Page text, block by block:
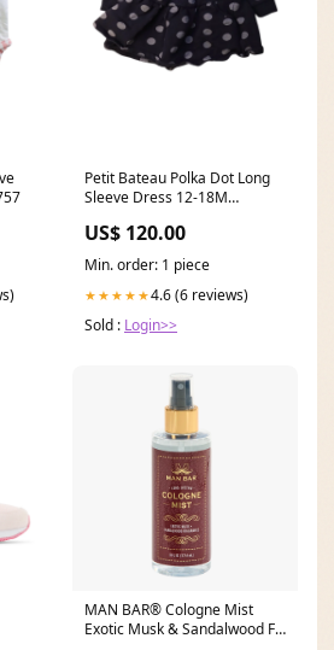
Petit Bateau Polka Dot Long
Sleeve Dress 12-18M
US$ 120.00
Min. order: 1 piece
★★★★★4.6 (6 reviews)
Sold : Login>>
MAN BAR® Cologne Mist
Exotic Musk & Sandalwood Fly